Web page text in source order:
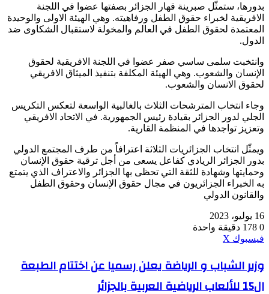
بدورها، ستمثّل صبرينة قهار الجزائر بصفتها عضوا في اللجنة
الافريقية لخبراء حقوق الطفل ورفاهيته. وهي الهيئة الاولى والوحيدة
المعتمدة لحقوق الطفل في العالم والمخولة لاستقبال الشكاوى ضد
الدول.
وانتخبت سلمى ساسي صفر عضوا في اللجنة الافريقية لحقوق
الإنسان والشعوب. وهي الهيئة المكلفة بتنفيذ الميثاق الافريقي
لحقوق الانسان والشعوب.
وجاء انتخاب المترشحات الثلاث بالغالبية الواسعة لتعكس التكريس
الجلي لدور الجزائر بقيادة رئيس الجمهورية. في الاتحاد الافريقي
وتعزيز تواجدها في المنظمة القارية.
ويمثّل انتخاب الجزائريات الثلاثة اعترافاً من طرف المجتمع الدولي
بدور الجزائر الريادي كفاعل يسعى من أجل ترقية حقوق الإنسان
وحمايتها وشهادة للثقة التي تحظى بها الجزائر والاعتراف الذي يتمتع
به الخبراء الجزائريون في مجال حقوق الإنسان وحقوق الطفل
والقانون الدولي
16 يوليو، 2023
0
دقيقة واحدة
فيسبوك ‫X
وزير
الشباب
و
وزير الشباب و الرياضة يعلن رسميا عن اختتام الطبعة
ال15 للألعاب الرياضية العربية بالجزائر